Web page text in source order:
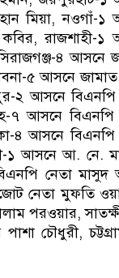
মিয়া, নওগাঁ-১
রাজশাহী-১
৪ আসনে
৫ আসনে জামাত
২ আসনে বিএনপি
৭ আসনে বিএনপি
৪ আসনে বিএনপি
১ আসনে আ. নে.
নেতা মাসুদ
নেতা মুফতি
পরওয়ার,
চৌধুরী,